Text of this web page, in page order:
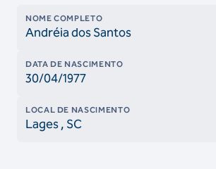
NOME COMPLETO
Andréia dos Santos
DATA DE NASCIMENTO
30/04/1977
LOCAL DE NASCIMENTO
Lages, SC